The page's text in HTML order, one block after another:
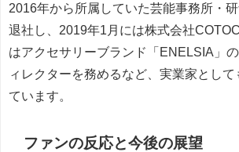
2016年から所属していた芸能事務所・
退社し、2019年1月には株式会社
はアクセサリーブランド「ENELSIA」
ィレクターを務めるなど、実業家とし
ています。
ファンの反応と今後の展望